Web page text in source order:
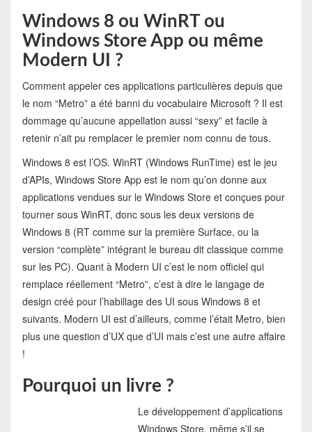
Windows 8 ou WinRT ou
Windows Store App ou même
Modern UI ?
Comment appeler ces applications particulières depuis que
le nom “Metro” a été banni du vocabulaire Microsoft ? Il est
dommage qu’aucune appellation aussi “sexy” et facile à
retenir n’ait pu remplacer le premier nom connu de tous.
Windows 8 est l’OS. WinRT (Windows RunTime) est le jeu
d’APIs, Windows Store App est le nom qu’on donne aux
applications vendues sur le Windows Store et conçues pour
tourner sous WinRT, donc sous les deux versions de
Windows 8 (RT comme sur la première Surface, ou la
version “complète” intégrant le bureau dit classique comme
sur les PC). Quant à Modern UI c’est le nom officiel qui
remplace réellement “Metro”, c’est à dire le langage de
design créé pour l’habillage des UI sous Windows 8 et
suivants. Modern UI est d’ailleurs, comme l’était Metro, bien
plus une question d’UX que d’UI mais c’est une autre affaire
!
Pourquoi un livre ?
Le développement d’applications
Windows Store, même s’il se